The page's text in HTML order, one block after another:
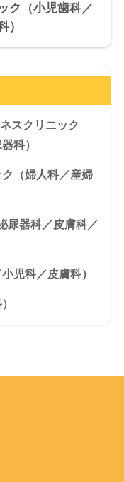
ク（小児歯科／
）
スクリニック
科）
（婦人科／産婦
尿器科／皮膚科／
児科／皮膚科）